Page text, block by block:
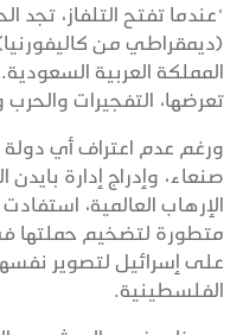
"عندما تفتح التلفاز، تجد
(ديمقراطي من
المملكة العربية
تعرضها، التفجيرات والحرب
ورغم عدم اعتراف أي
صنعاء، وإدراج إدارة
الإرهاب العالمية،
متطورة لتضخيم حملتها
على إسرائيل لتصوير
الفلسطينية.